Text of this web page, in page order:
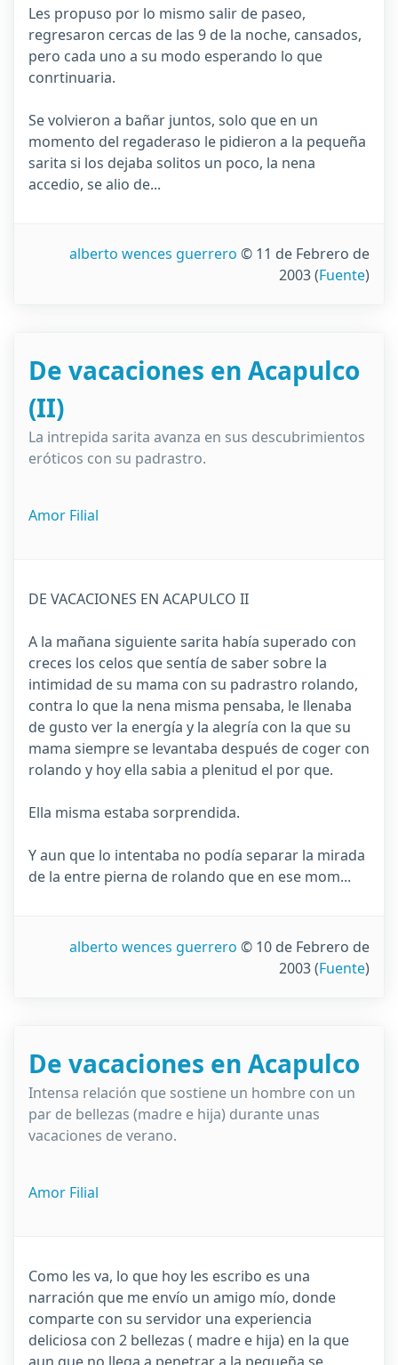
Les propuso por lo mismo salir de paseo,
regresaron cercas de las 9 de la noche, cansados,
pero cada uno a su modo esperando lo que
conrtinuaria.
Se volvieron a bañar juntos, solo que en un
momento del regaderaso le pidieron a la pequeña
sarita si los dejaba solitos un poco, la nena
accedio, se alio de...
alberto wences guerrero © 11 de Febrero de
2003(Fuente)
De vacaciones en Acapulco
(II)
La intrepida sarita avanza en sus descubrimientos
eróticos con su padrastro.
Amor Filial
DE VACACIONES EN ACAPULCO II
A la mañana siguiente sarita había superado con
creces los celos que sentía de saber sobre la
intimidad de su mama con su padrastro rolando,
contra lo que la nena misma pensaba, le llenaba
de gusto ver la energía y la alegría con la que su
mama siempre se levantaba después de coger con
rolando y hoy ella sabia a plenitud el por que.
Ella misma estaba sorprendida.
Y aun que lo intentaba no podía separar la mirada
de la entre pierna de rolando que en ese mom...
alberto wences guerrero © 10 de Febrero de
2003(Fuente)
De vacaciones en Acapulco
Intensa relación que sostiene un hombre con un
par de bellezas (madre e hija) durante unas
vacaciones de verano.
Amor Filial
Como les va, lo que hoy les escribo es una
narración que me envío un amigo mío, donde
comparte con su servidor una experiencia
deliciosa con 2 bellezas ( madre e hija) en la que